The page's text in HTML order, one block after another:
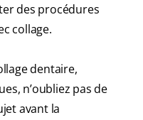
des procédures
collage.
dentaire,
n’oubliez pas de
avant la